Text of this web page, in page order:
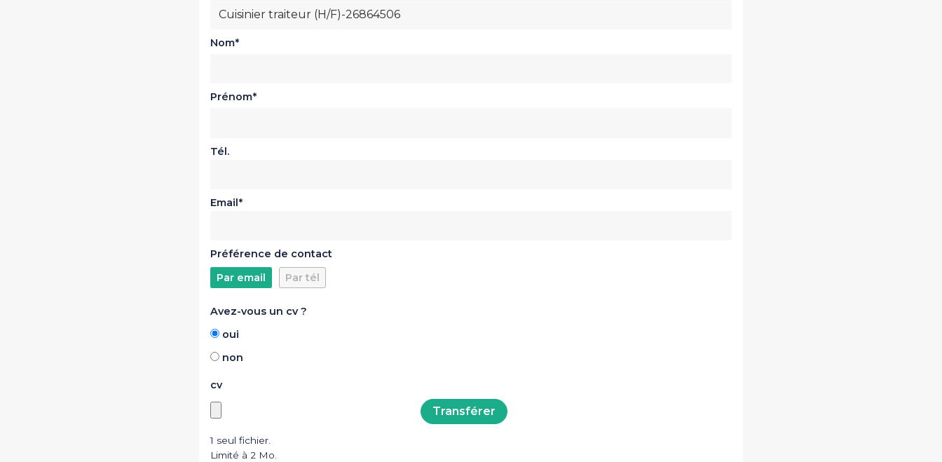
Nom
Prénom
Tél.
Email
Préférence de contact
Par email
Par tél
Avez-vous un cv ?
oui
non
cv
1 seul fichier.
Limité à 2 Mo.